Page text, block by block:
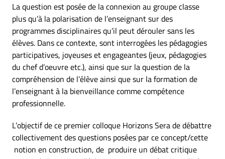
La question est posée de la connexion au groupe classe
plus qu’à la polarisation de l’enseignant sur des
programmes disciplinaires qu’il peut dérouler sans les
élèves. Dans ce contexte, sont interrogées les pédagogies
participatives, joyeuses et engageantes (jeux, pédagogies
du chef d’oeuvre etc.), ainsi que sur la question de la
compréhension de l’élève ainsi que sur la formation de
l’enseignant à la bienveillance comme compétence
professionnelle.
L’objectif de ce premier colloque Horizons Sera de débattre
collectivement des questions posées par ce concept/cette
notion en construction, de produire un débat critique